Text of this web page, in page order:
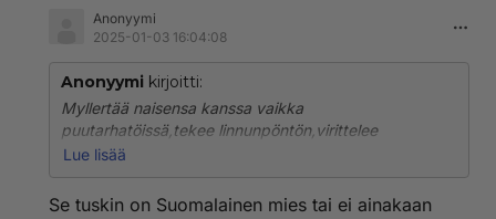
Anonyymi
2025-01-03 16:04:08
Anonyymi kirjoitti:
Myllertää naisensa kanssa vaikka
puutarhatöissä,tekee linnunpöntön,virittelee
puutarhaan valot,sytyttää notskin ja soittaa siinä
paljon vaadittu?🤷‍♀️
Lue lisää
Se tuskin on Suomalainen mies tai ei ainakaan